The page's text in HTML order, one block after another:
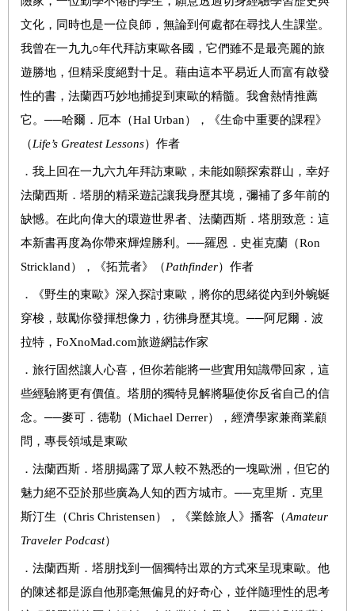
文化，同時也是一位良師，無論到何處都在尋找人生課堂。
我曾在一九九○年代拜訪東歐各國，它們雖不是最亮麗的旅
遊勝地，但精采度絕對十足。藉由這本平易近人而富有啟發
性的書，法蘭西巧妙地捕捉到東歐的精髓。我會熱情推薦
它。 ──哈爾．厄本（Hal Urban），《生命中重要的課程》
（Life’s Greatest Lessons）作者
． 我上回在一九六九年拜訪東歐，未能如願探索群山，幸好
法蘭西斯．塔朋的精采遊記讓我身歷其境，彌補了多年前的
缺憾。在此向偉大的環遊世界者、法蘭西斯．塔朋致意：這
本新書再度為你帶來輝煌勝利。 ──羅恩．史崔克蘭（Ron
Strickland），《拓荒者》（Pathfinder）作者
．
《野生的東歐》深入探討東歐，將你的思緒從內到外蜿蜒
穿梭，鼓勵你發揮想像力，彷彿身歷其境。 ──阿尼爾．波
拉特， FoXnoMad.com旅遊網誌作家
． 旅行固然讓人心喜，但你若能將一些實用知識帶回家，這
些經驗將更有價值。塔朋的獨特見解將驅使你反省自己的信
念。 ──麥可．德勒（Michael Derrer），經濟學家兼商業顧
問，專長領域是東歐
． 法蘭西斯．塔朋揭露了眾人較不熟悉的一塊歐洲，但它的
魅力絕不亞於那些廣為人知的西方城市。 ──克里斯．克里
斯汀生（Chris Christensen），《業餘旅人》播客（Amateur
Traveler Podcast）
． 法蘭西斯．塔朋找到一個獨特出眾的方式來呈現東歐。他
的陳述都是源自他那毫無偏見的好奇心，並伴隨理性的思考